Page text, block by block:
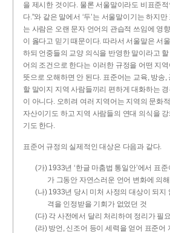
을 제시한 것이다. 물론 서울말이라도 비표준
다.”와 같은 말에서 ‘두’는 서울말이기는 하지
는 사람은 오랜 문자 언어의 관습적 쓰임에 영향
이 옳다고 믿기 때문이다. 따라서 서울말은 서
하되 언중들의 교양 의식을 반영한 말이라고
어의 조건으로 한다는 이러한 규정을 어떤 지
뜻으로 오해하면 안 된다. 표준어는 교육, 방송
할 말이지 지역 사람들끼리 편하게 대화하는
이 아니다. 오히려 여러 지역어는 지역의 문화
자산이기도 하고 지역 사람들의 연대 의식을
기도 한다.
표준어 규정의 실제적인 대상은 다음과 같다.
(가) 1933년 ‘한글 마춤법 통일안’에서 표
가 그동안 자연스러운 언어 변화에 의
(나) 1933년 당시 미처 사정의 대상이 되지
격을 인정받을 기회가 없었던 것
(다) 각 사전에서 달리 처리하여 정리가 필
(라) 방언, 신조어 등이 세력을 얻어 표준어